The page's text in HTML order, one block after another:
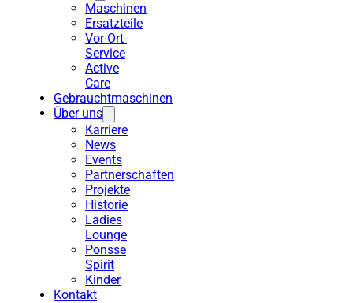
Maschinen
Ersatzteile
Vor-Ort-
Service
Active
Care
Gebrauchtmaschinen
Über uns
Karriere
News
Events
Partnerschaften
Projekte
Historie
Ladies
Lounge
Ponsse
Spirit
Kinder
Kontakt